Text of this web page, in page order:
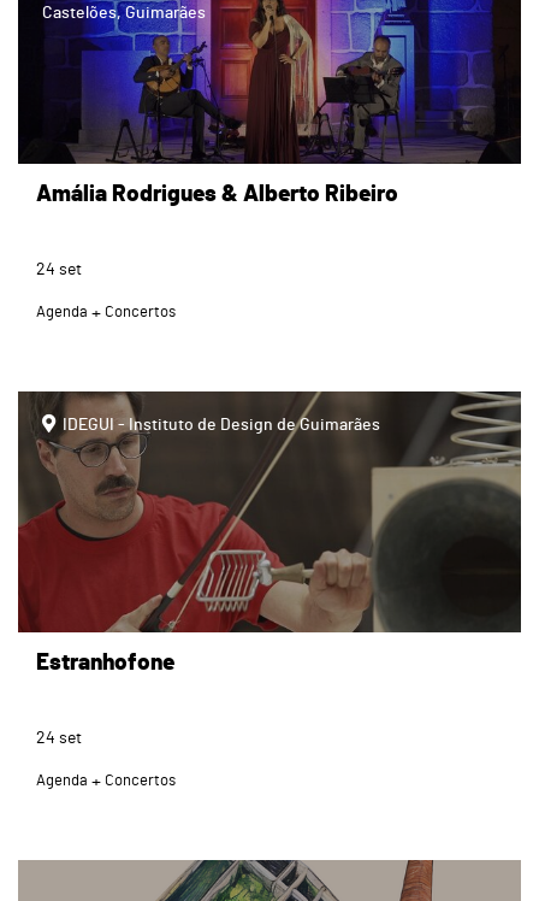
Castelões, Guimarães
Amália Rodrigues & Alberto Ribeiro
24 set
Agenda Concertos
IDEGUI - Instituto de Design de Guimarães
Estranhofone
24 set
Agenda Concertos